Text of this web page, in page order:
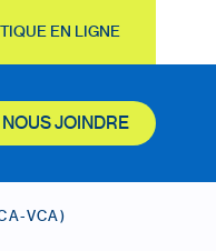
EN LIGNE
NOUS JOINDRE
VCA)